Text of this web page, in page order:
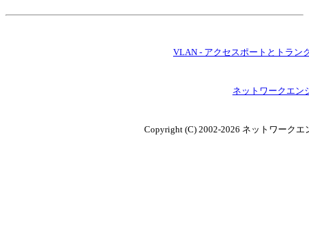
VLAN - アクセスポートとトラン
ネットワークエン
Copyright (C) 2002-2026 ネットワークエ